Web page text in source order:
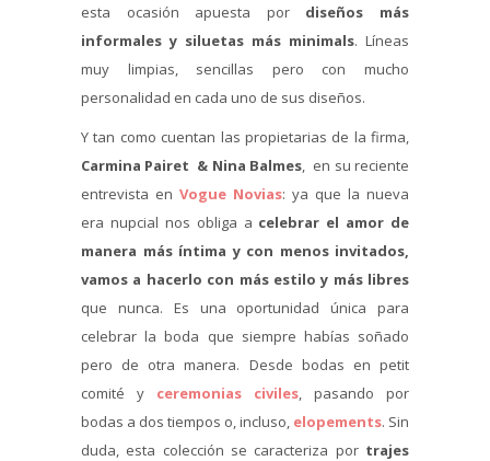
esta ocasión apuesta por diseños más
informales y siluetas más minimals. Líneas
muy limpias, sencillas pero con mucho
personalidad en cada uno de sus diseños.
Y tan como cuentan las propietarias de la firma,
Carmina Pairet & Nina Balmes, en su reciente
entrevista en Vogue Novias: ya que la nueva
era nupcial nos obliga a celebrar el amor de
manera más íntima y con menos invitados,
vamos a hacerlo con más estilo y más libres
que nunca. Es una oportunidad única para
celebrar la boda que siempre habías soñado
pero de otra manera. Desde bodas en petit
comité y ceremonias civiles, pasando por
bodas a dos tiempos o, incluso, elopements. Sin
duda, esta colección se caracteriza por trajes